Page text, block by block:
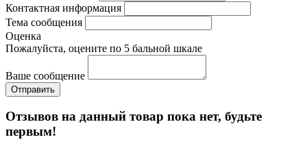
Контактная информация
Тема сообщения
Оценка
Пожалуйста, оцените по 5 бальной шкале
Ваше сообщение
Отзывов на данный товар пока нет, будьте
первым!